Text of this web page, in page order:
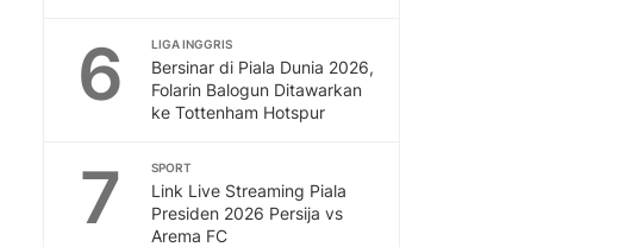
6 LIGA INGGRIS
Bersinar di Piala Dunia 2026,
Folarin Balogun Ditawarkan
ke Tottenham Hotspur
7 SPORT
Link Live Streaming Piala
Presiden 2026 Persija vs
Arema FC